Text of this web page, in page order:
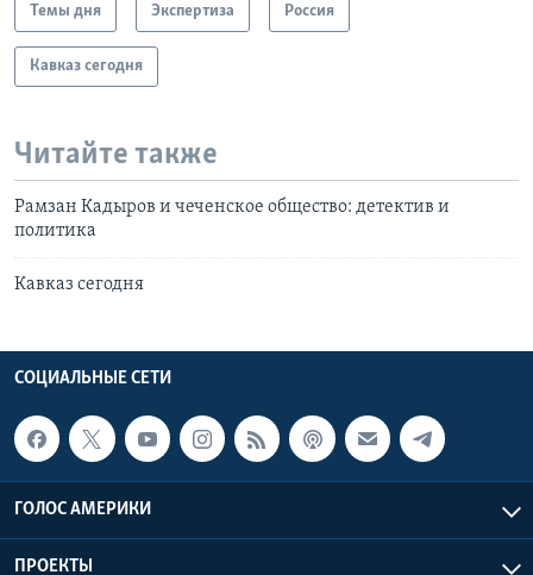
Темы дня Экспертиза Россия
Кавказ сегодня
Читайте также
Рамзан Кадыров и чеченское общество: детектив и
политика
Кавказ сегодня
СОЦИАЛЬНЫЕ СЕТИ
ГОЛОС АМЕРИКИ
ПРОЕКТЫ